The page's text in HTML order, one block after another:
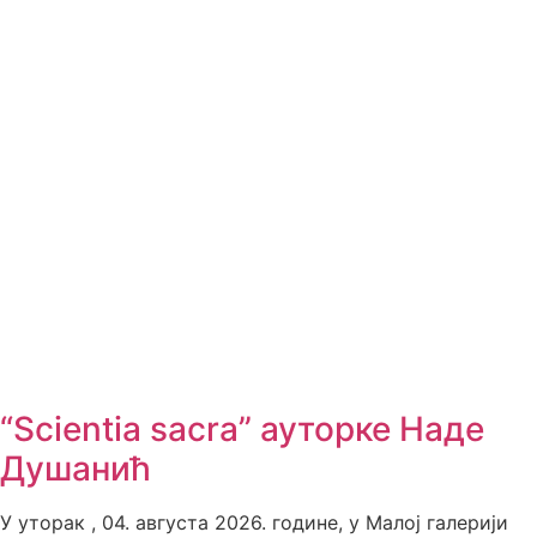
“Scientia sacra” ауторке Наде
Душанић
У уторак , 04. августа 2026. године, у Малој галерији